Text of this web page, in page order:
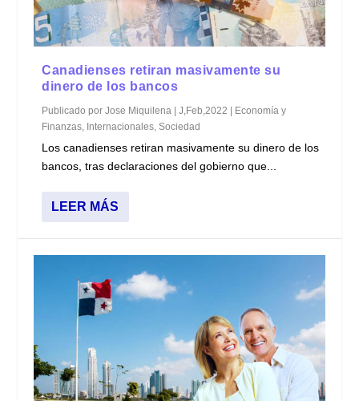
Canadienses retiran masivamente su
dinero de los bancos
Publicado porJose Miquilena |J,Feb,2022
Economía y
Finanzas, Internacionales,Sociedad
Los canadienses retiran masivamente su dinero de los
bancos, tras declaraciones del gobierno que...
LEER MÁS